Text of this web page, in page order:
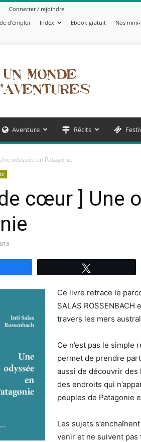
Connecter / rejoindre
d’emploi Index Ebook gratuit Nos
Monde
d'Aventures
Aventure Récits
odyssée en Patagonie
cœur ] Une
Ce livre retrace le
SALAS ROSSENBACH
travers les mers
Ce n’est pas le simple
permet de prendre
aussi de découvrir
des endroits qui
peuples de Patagonie
Les sujets
venir et ne suivent pas